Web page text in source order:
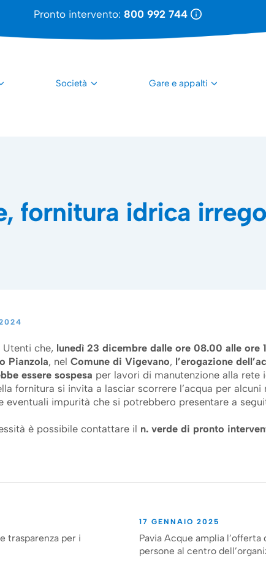
Pronto intervento: 800 992 744
Società Gare e appalti
fornitura idrica
Utenti che, lunedì 23 dicembre dalle ore 08.00 alle ore
Pianzola, nel Comune di Vigevano, l’erogazione
essere sospesa per lavori di manutenzione alla rete
fornitura si invita a lasciar scorrere l’acqua per alcuni
eventuali impurità che si potrebbero presentare a
è possibile contattare il n. verde di pronto
trasparenza per i
17 GENNAIO 2025
Pavia Acque amplia
persone al centro